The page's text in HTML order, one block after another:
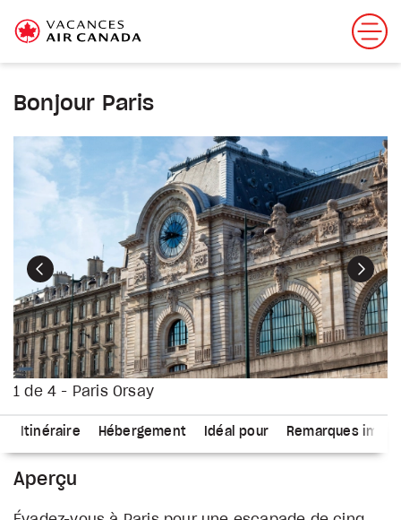
Bonjour Paris
1 de 4 - Paris Orsay
Précédent
Itinéraire Hébergement Idéal pour Remarques
Aperçu